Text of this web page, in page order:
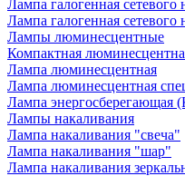
Лампа галогенная
Лампа галогенная
Лампы люминесцентные
Компактная
Лампа люминесцентная
Лампа люминесцентная
Лампа энергосберегающая
Лампы накаливания
Лампа накаливания "свеча"
Лампа накаливания "шар"
Лампа накаливания